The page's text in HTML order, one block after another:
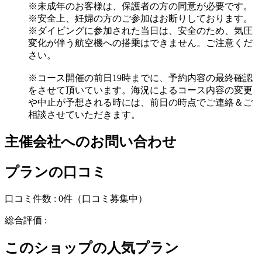
※未成年のお客様は、保護者の方の同意が必要です。
※安全上、妊婦の方のご参加はお断りしております。
※ダイビングに参加された当日は、安全のため、気圧
変化が伴う航空機への搭乗はできません。ご注意くだ
さい。
※コース開催の前日19時までに、予約内容の最終確認
をさせて頂いています。海況によるコース内容の変更
や中止が予想される時には、前日の時点でご連絡＆ご
相談させていただきます。
主催会社へのお問い合わせ
プランの口コミ
口コミ件数 : 0件 （口コミ募集中）
総合評価 :
このショップの人気プラン